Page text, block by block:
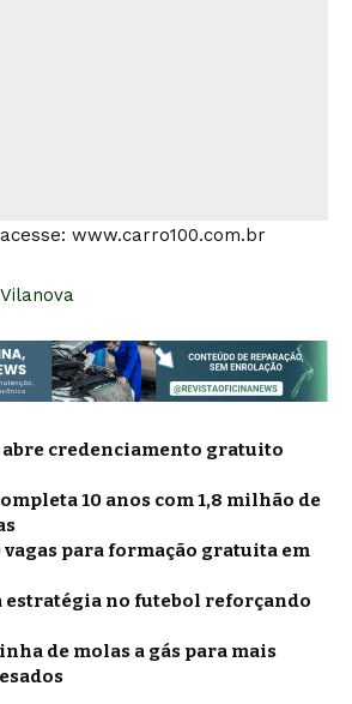
www.carro100.com.br
abre credenciamento gratuito
10 anos com 1,8 milhão de
vagas para formação gratuita em
estratégia no futebol reforçando
de molas a gás para mais